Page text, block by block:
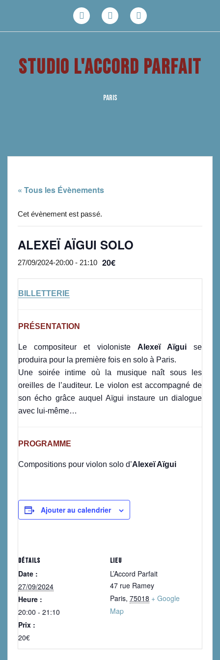
STUDIO L'ACCORD PARFAIT
PARIS
« Tous les Évènements
Cet évènement est passé.
ALEXEÏ AÏGUI SOLO
27/09/2024-20:00 - 21:10 20€
BILLETTERIE
PRÉSENTATION
Le compositeur et violoniste Alexeï Aïguise
produira pour la première fois en solo à Paris.
Une soirée intime où la musique naît sous les
oreilles de l’auditeur. Le violon est accompagné de
son écho grâce auquel Aïgui instaure un dialogue
avec lui-même…
PROGRAMME
Compositions pour violon solo d’Alexeï Aïgui
Ajouter au calendrier
DÉTAILS
Date :
27/09/2024
Heure :
20:00 - 21:10
Prix :
20€
LIEU
L’Accord Parfait
47 rue Ramey
Paris, 75018 + Google
Map